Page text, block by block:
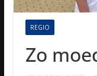
REGIO
Zo